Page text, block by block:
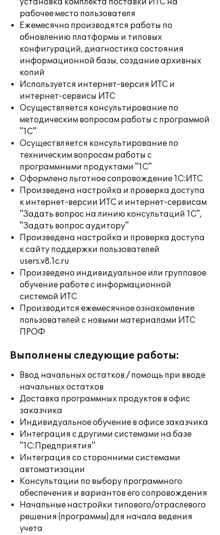
установка комплекта поставки ИТС на
рабочее место пользователя
Ежемесячно производятся работы по
обновлению платформы и типовых
конфигураций, диагностика состояния
информационной базы, создание архивных
копий
Используется интернет-версия ИТС и
интернет-сервисы ИТС
Осуществляется консультирование по
методическим вопросам работы с программой
"1С"
Осуществляется консультирование по
техническим вопросам работы с
программными продуктами "1С"
Оформлено льготное сопровождение 1С:ИТС
Произведена настройка и проверка доступа
к интернет-версии ИТС и интернет-сервисам
"Задать вопрос на линию консультаций 1С",
"Задать вопрос аудитору"
Произведена настройка и проверка доступа
к сайту поддержки пользователей
users.v8.1c.ru
Произведено индивидуальное или групповое
обучение работе с информационной
системой ИТС
Производится ежемесячное ознакомление
пользователей с новыми материалами ИТС
ПРОФ
Выполнены следующие работы:
Ввод начальных остатков / помощь при вводе
начальных остатков
Доставка программных продуктов в офис
заказчика
Индивидуальное обучение в офисе заказчика
Интеграция с другими системами на базе
"1С:Предприятия"
Интеграция со сторонними системами
автоматизации
Консультации по выбору программного
обеспечения и вариантов его сопровождения
Начальные настройки типового/отраслевого
решения (программы) для начала ведения
учета